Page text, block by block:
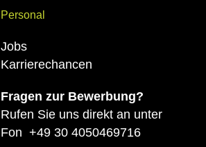
Personal
Jobs
Karrierechancen
Fragen zur Bewerbung?
Rufen Sie uns direkt an unter
Fon +49 30 4050469716